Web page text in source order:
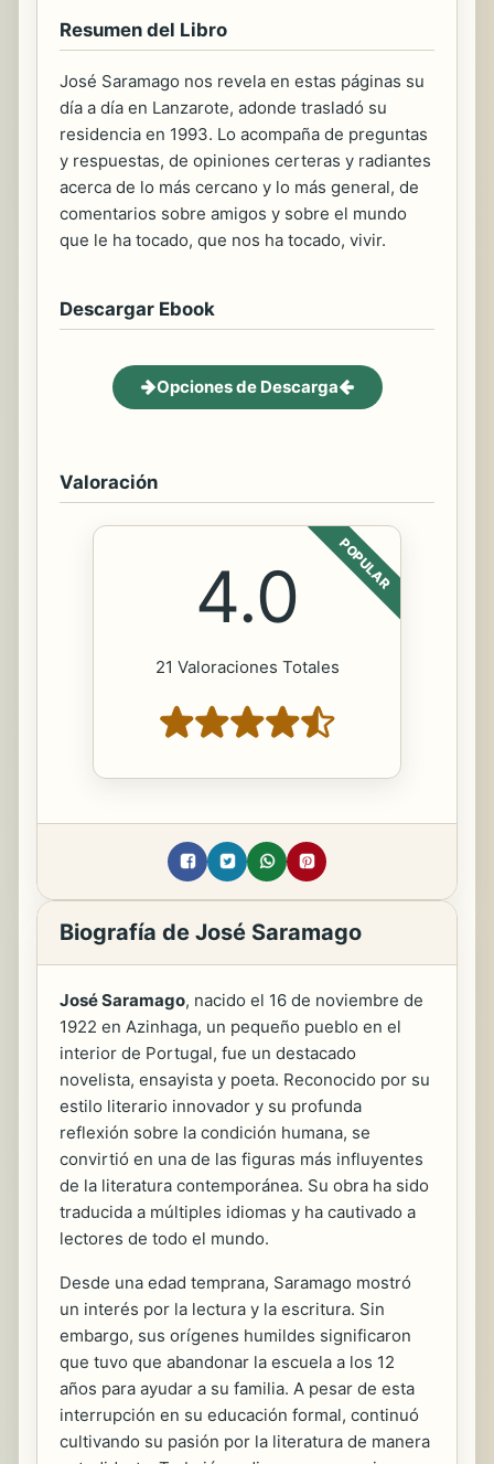
Resumen del Libro
José Saramago nos revela en estas páginas su
día a día en Lanzarote, adonde trasladó su
residencia en 1993. Lo acompaña de preguntas
y respuestas, de opiniones certeras y radiantes
acerca de lo más cercano y lo más general, de
comentarios sobre amigos y sobre el mundo
que le ha tocado, que nos ha tocado, vivir.
Descargar Ebook
Opciones de Descarga
Valoración
POPULAR
4.0
21 Valoraciones Totales
Biografía de José Saramago
José Saramago, nacido el 16 de noviembre de
1922 en Azinhaga, un pequeño pueblo en el
interior de Portugal, fue un destacado
novelista, ensayista y poeta. Reconocido por su
estilo literario innovador y su profunda
reflexión sobre la condición humana, se
convirtió en una de las figuras más influyentes
de la literatura contemporánea. Su obra ha sido
traducida a múltiples idiomas y ha cautivado a
lectores de todo el mundo.
Desde una edad temprana, Saramago mostró
un interés por la lectura y la escritura. Sin
embargo, sus orígenes humildes significaron
que tuvo que abandonar la escuela a los 12
años para ayudar a su familia. A pesar de esta
interrupción en su educación formal, continuó
cultivando su pasión por la literatura de manera